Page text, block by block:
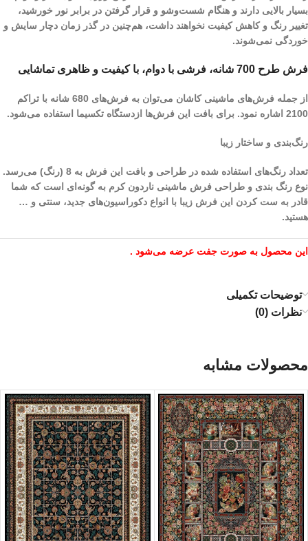
بسیار بالایی دارند و هنگام شست‌و‌شو و قرار گرفتن در برابر نور خورشید،
تغییر رنگ و کاهش کیفیت نخواهند داشت، هم‌چنین در گذر زمان دچار سایش و
خوردگی نمی‌شوند.
فرش طرح 700 شانه، فرشی با دوام، با کیفیت و ظاهری تماشایی
از جمله فرش‌های ماشینی کاشان می‌توان به فرش‌های 680 شانه با تراکم
2100 اشاره نمود. برای بافت این فرش‌ها ازدستگاه تکسیما استفاده می‌شود.
رنگ‌بندی و ساختار زیبا
تعداد رنگ‌های استفاده شده در طراحی و بافت این فرش به 8 (رنگ) می‌رسد.
نوع رنگ بندی و طراحی فرش ماشینی ناردون کرم به گونه‌ای است که شما
قادر به ست کردن این فرش زیبا با انواع دکوراسیون‌های جدید، سنتی و …
هستید.
این محصول به صورت جفت عرضه می‌شود .
توضیحات تکمیلی
نظرات (0)
محصولات مشابه